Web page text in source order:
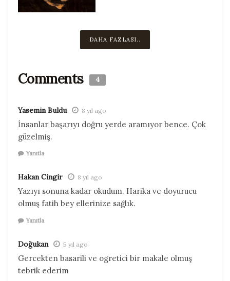
DAHA FAZLASI..
Comments 4
Yasemin Buldu 8 yıl ago
İnsanlar başarıyı doğru yerde aramıyor bence. Çok
güzelmiş.
Yanıtla
Hakan Cingir 8 yıl ago
Yazıyı sonuna kadar okudum. Harika ve doyurucu
olmuş fatih bey ellerinize sağlık.
Yanıtla
Doğukan 5 yıl ago
Gercekten basarili ve ogretici bir makale olmuş
tebrik ederim